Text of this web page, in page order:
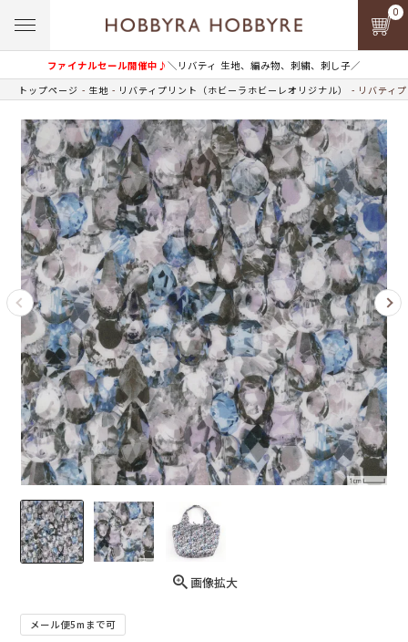
ファイナルセール開催中♪＼リバティ 生地、編み物、刺繍、刺し子／
0
トップページ 生地 リバティプリント（ホビーラホビーレオリジナル） リバティ
画像拡大
メール便5mまで可